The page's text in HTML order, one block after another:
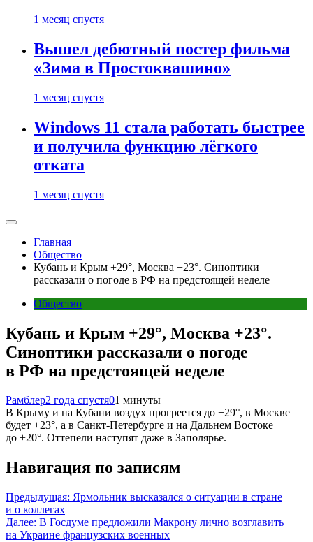
1 месяц спустя
Вышел дебютный постер фильма
«Зима в Простоквашино»
1 месяц спустя
Windows 11 стала работать быстрее
и получила функцию лёгкого
отката
1 месяц спустя
Главная
Общество
Кубань и Крым +29°, Москва +23°. Синоптики
рассказали о погоде в РФ на предстоящей неделе
Общество
Кубань и Крым +29°, Москва +23°.
Синоптики рассказали о погоде
в РФ на предстоящей неделе
Рамблер2 года спустя01 минуты
В Крыму и на Кубани воздух прогреется до +29°, в Москве
будет +23°, а в Санкт-Петербурге и на Дальнем Востоке
до +20°. Оттепели наступят даже в Заполярье.
Навигация по записям
Предыдущая: Ярмольник высказался о ситуации в стране
и о коллегах
Далее: В Госдуме предложили Макрону лично возглавить
на Украине французских военных